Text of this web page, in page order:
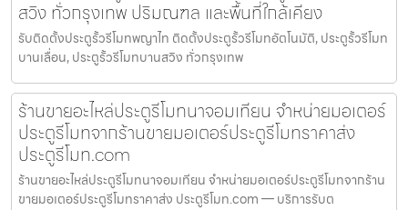
สวิง ทั่วกรุงเทพ ปริมณฑล และพื้นที่ใกล้เคียง
รับติดตั้งประตูรั้วรีโมทพญาไท ติดตั้งประตูรั้วรีโมทอัตโนมัติ, ประตูรั้วรีโมท
บานเลื่อน, ประตูรั้วรีโมทบานสวิง ทั่วกรุงเทพ
ร้านขายอะไหล่ประตูรีโมทนาจอมเทียน จำหน่ายมอเตอร์
ประตูรีโมทจากร้านขายมอเตอร์ประตูรีโมทราคาส่ง
ประตูรีโมท.com
ร้านขายอะไหล่ประตูรีโมทนาจอมเทียน จำหน่ายมอเตอร์ประตูรีโมทจากร้าน
ขายมอเตอร์ประตูรีโมทราคาส่ง ประตูรีโมท.com — บริการรับต